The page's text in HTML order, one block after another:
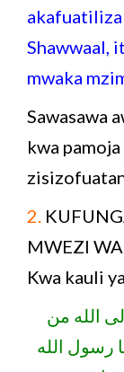
akafuatiliza
Shawwaal,
mwaka
Sawasawa
kwa
2.
MWEZI
Kwa kauli
الله من
رسول الله